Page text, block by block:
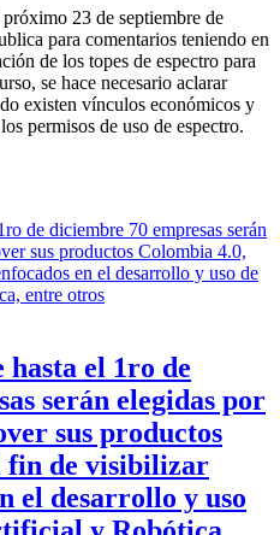
23 de septiembre de
para comentarios teniendo en
de los topes de espectro para
se hace necesario aclarar
existen vínculos económicos y
permisos de uso de espectro.
hasta el 1ro de
serán elegidas por
sus productos
fin de visibilizar
el desarrollo y uso